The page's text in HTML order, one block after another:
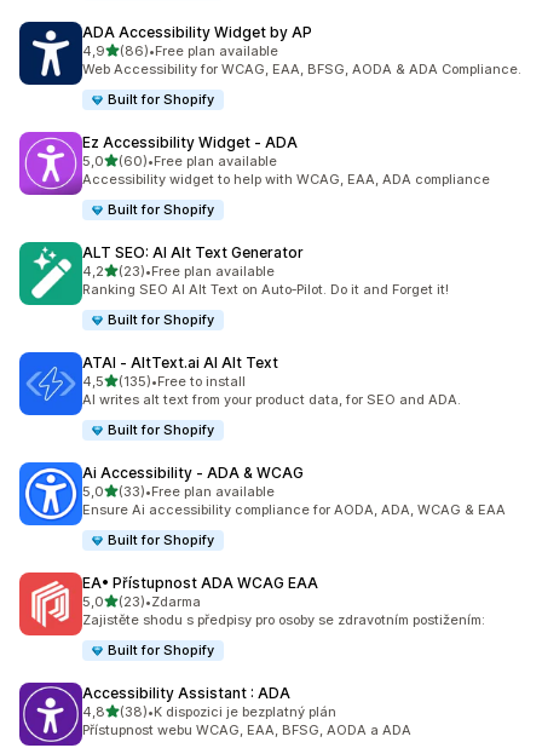
ADA Accessibility Widget by AP
4,9z 5 hvězd
(86)
Celkový počet recenzí: 86
•Free plan available
Web Accessibility for WCAG, EAA, BFSG, AODA & ADA Compliance.
Built for Shopify
Ez Accessibility Widget ‑ ADA
5,0z 5 hvězd
(60)
Celkový počet recenzí: 60
•Free plan available
Accessibility widget to help with WCAG, EAA, ADA compliance
Built for Shopify
ALT SEO: AI Alt Text Generator
4,2z 5 hvězd
(23)
Celkový počet recenzí: 23
•Free plan available
Ranking SEO AI Alt Text on Auto‑Pilot. Do it and Forget it!
Built for Shopify
ATAI ‑ AltText.ai AI Alt Text
4,5z 5 hvězd
(135)
Celkový počet recenzí: 135
•Free to install
AI writes alt text from your product data, for SEO and ADA.
Built for Shopify
Ai Accessibility ‑ ADA & WCAG
5,0z 5 hvězd
(33)
Celkový počet recenzí: 33
•Free plan available
Ensure Ai accessibility compliance for AODA, ADA, WCAG & EAA
Built for Shopify
EA• Přístupnost ADA WCAG EAA
5,0z 5 hvězd
(23)
Celkový počet recenzí: 23
•Zdarma
Zajistěte shodu s předpisy pro osoby se zdravotním postižením:
Built for Shopify
Accessibility Assistant : ADA
4,8z 5 hvězd
(38)
Celkový počet recenzí: 38
•K dispozici je bezplatný plán
Přístupnost webu WCAG, EAA, BFSG, AODA a ADA